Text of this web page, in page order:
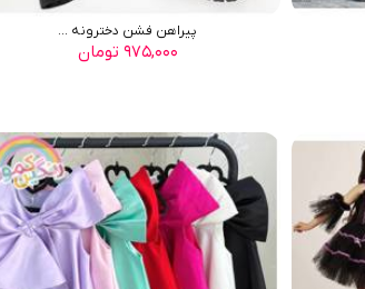
پيراهن فشن دخترونه ...
۹۷۵,۰۰۰ تومان